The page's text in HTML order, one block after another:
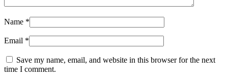
Name *
Email *
Save my name, email, and website in this browser for the next
time I comment.